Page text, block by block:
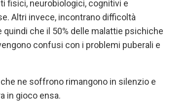
fisici, neurobiologici, cognitivi e
Altri invece, incontrano difficoltà
che il 50% delle malattie psichiche
confusi con i problemi puberali e
ne soffrono rimangono in silenzio e
in gioco ensa.